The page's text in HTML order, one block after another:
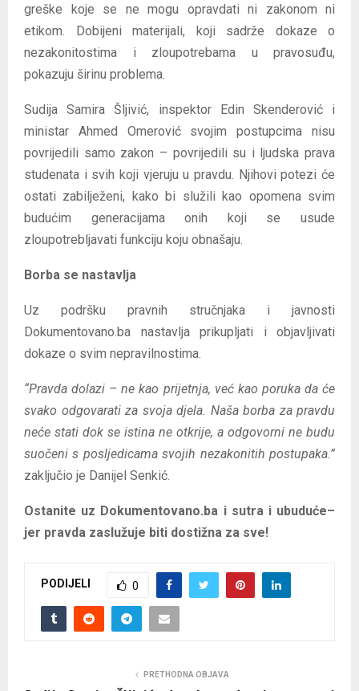
greške koje se ne mogu opravdati ni zakonom ni
etikom. Dobijeni materijali, koji sadrže dokaze o
nezakonitostima i zloupotrebama u pravosuđu,
pokazuju širinu problema.
Sudija Samira Šljivić, inspektor Edin Skenderović i
ministar Ahmed Omerović svojim postupcima nisu
povrijedili samo zakon – povrijedili su i ljudska prava
studenata i svih koji vjeruju u pravdu. Njihovi potezi će
ostati zabilježeni, kako bi služili kao opomena svim
budućim generacijama onih koji se usude
zloupotrebljavati funkciju koju obnašaju.
Borba se nastavlja
Uz podršku pravnih stručnjaka i javnosti
Dokumentovano.ba nastavlja prikupljati i objavljivati
dokaze o svim nepravilnostima.
“Pravda dolazi – ne kao prijetnja, već kao poruka da će
svako odgovarati za svoja djela. Naša borba za pravdu
neće stati dok se istina ne otkrije, a odgovorni ne budu
suočeni s posljedicama svojih nezakonitih postupaka.”
zaključio je Danijel Senkić.
Ostanite uz Dokumentovano.ba i sutra i ubuduće–
jer pravda zaslužuje biti dostižna za sve!
PODIJELI 0
PRETHODNA OBJAVA